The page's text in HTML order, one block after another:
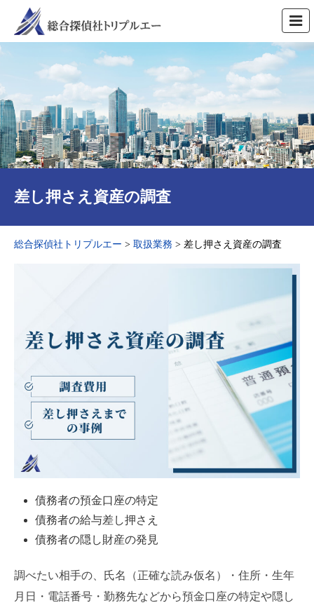
差し押さえ資産の調査
総合探偵社トリプルエー > 取扱業務 > 差し押さえ資産の調査
債務者の預金口座の特定
債務者の給与差し押さえ
債務者の隠し財産の発見
調べたい相手の、氏名（正確な読み仮名）・住所・生年
月日・電話番号・勤務先などから預金口座の特定や隠し